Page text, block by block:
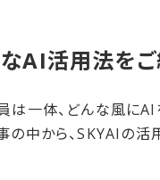
​AI活用法を​ご
は一体、どんな風に
の中から、SKYAIの活